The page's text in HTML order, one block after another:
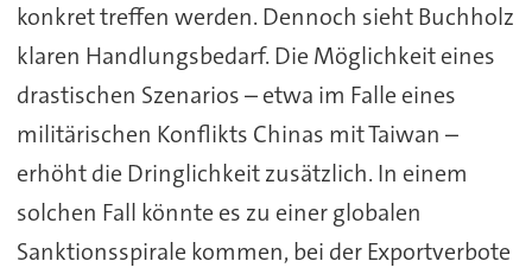
konkret treffen werden. Dennoch sieht Buchholz
klaren Handlungsbedarf. Die Möglichkeit eines
drastischen Szenarios – etwa im Falle eines
militärischen Konflikts Chinas mit Taiwan –
erhöht die Dringlichkeit zusätzlich. In einem
solchen Fall könnte es zu einer globalen
Sanktionsspirale kommen, bei der Exportverbote